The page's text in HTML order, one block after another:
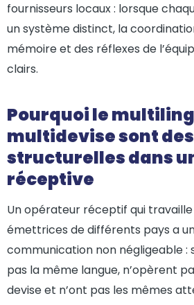
fournisseurs locaux : lorsque
un système distinct, la
mémoire et des réflexes de
clairs.
Pourquoi le
multidevise sont
structurelles dans
réceptive
Un opérateur réceptif qui
émettrices de différents pays a
communication non négligeable :
pas la même langue, n’opèrent
devise et n’ont pas les mêmes